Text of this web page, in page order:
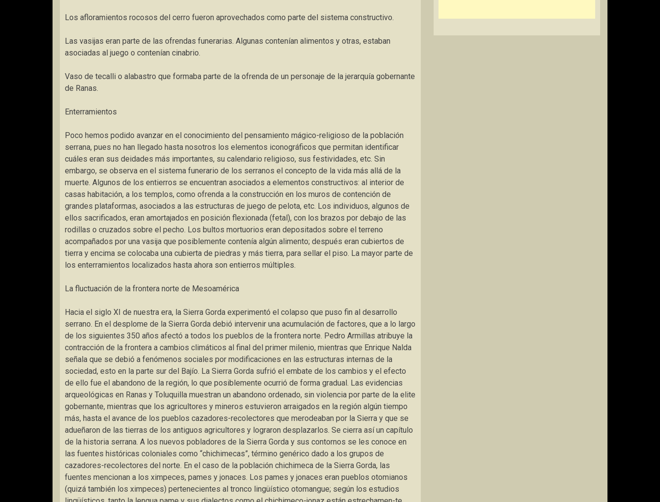
Los afloramientos rocosos del cerro fueron aprovechados como parte del sistema constructivo.
Las vasijas eran parte de las ofrendas funerarias. Algunas contenían alimentos y otras, estaban
asociadas al juego o contenían cinabrio.
Vaso de tecalli o alabastro que formaba parte de la ofrenda de un personaje de la jerarquía gobernante
de Ranas.
Enterramientos
Poco hemos podido avanzar en el conocimiento del pensamiento mágico-religioso de la población
serrana, pues no han llegado hasta nosotros los elementos iconográficos que permitan identificar
cuáles eran sus deidades más importantes, su calendario religioso, sus festividades, etc. Sin
embargo, se observa en el sistema funerario de los serranos el concepto de la vida más allá de la
muerte. Algunos de los entierros se encuentran asociados a elementos constructivos: al interior de
casas habitación, a los templos, como ofrenda a la construcción en los muros de contención de
grandes plataformas, asociados a las estructuras de juego de pelota, etc. Los individuos, algunos de
ellos sacrificados, eran amortajados en posición flexionada (fetal), con los brazos por debajo de las
rodillas o cruzados sobre el pecho. Los bultos mortuorios eran depositados sobre el terreno
acompañados por una vasija que posiblemente contenía algún alimento; después eran cubiertos de
tierra y encima se colocaba una cubierta de piedras y más tierra, para sellar el piso. La mayor parte de
los enterramientos localizados hasta ahora son entierros múltiples.
La fluctuación de la frontera norte de Mesoamérica
Hacia el siglo XI de nuestra era, la Sierra Gorda experimentó el colapso que puso fin al desarrollo
serrano. En el desplome de la Sierra Gorda debió intervenir una acumulación de factores, que a lo largo
de los siguientes 350 años afectó a todos los pueblos de la frontera norte. Pedro Armillas atribuye la
contracción de la frontera a cambios climáticos al final del primer milenio, mientras que Enrique Nalda
señala que se debió a fenómenos sociales por modificaciones en las estructuras internas de la
sociedad, esto en la parte sur del Bajío. La Sierra Gorda sufrió el embate de los cambios y el efecto
de ello fue el abandono de la región, lo que posiblemente ocurrió de forma gradual. Las evidencias
arqueológicas en Ranas y Toluquilla muestran un abandono ordenado, sin violencia por parte de la elite
gobernante, mientras que los agricultores y mineros estuvieron arraigados en la región algún tiempo
más, hasta el avance de los pueblos cazadores-recolectores que merodeaban por la Sierra y que se
adueñaron de las tierras de los antiguos agricultores y lograron desplazarlos. Se cierra así un capítulo
de la historia serrana. A los nuevos pobladores de la Sierra Gorda y sus contornos se les conoce en
las fuentes históricas coloniales como “chichimecas”, término genérico dado a los grupos de
cazadores-recolectores del norte. En el caso de la población chichimeca de la Sierra Gorda, las
fuentes mencionan a los ximpeces, pames y jonaces. Los pames y jonaces eran pueblos otomianos
(quizá también los ximpeces) pertenecientes al tronco lingüístico otomangue; según los estudios